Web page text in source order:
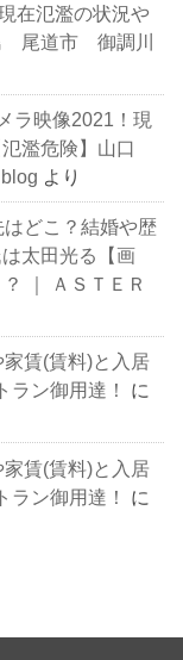
在氾濫の状況や
尾道市 御調川
ラ映像2021！現
氾濫危険】山口
より
どこ？結婚や歴
太田光る【画
｜ ＡＳＴＥＲ
賃(賃料)と入居
ラン御用達！
に
賃(賃料)と入居
ラン御用達！
に